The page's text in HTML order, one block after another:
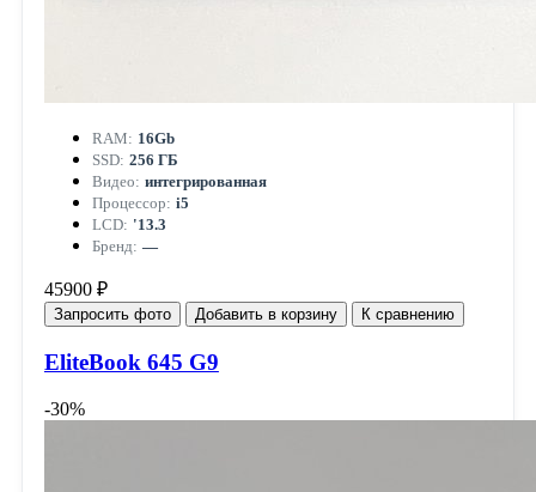
RAM: 16Gb
SSD: 256 ГБ
Видео: интегрированная
Процессор: i5
LCD: '13.3
Бренд: —
45900 ₽
Запросить фото Добавить в корзину К сравнению
EliteBook 645 G9
-30%